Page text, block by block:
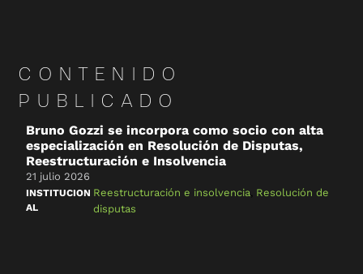
CONTENIDO
PUBLICADO
Bruno Gozzi se incorpora como socio con alta
especialización en Resolución de Disputas,
Reestructuración e Insolvencia
21 julio 2026
INSTITUCION
AL
Reestructuración e insolvencia Resolución de
disputas